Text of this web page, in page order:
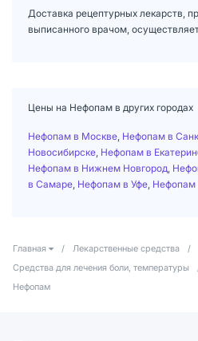
Доставка рецептурных лекарств,
выписанного врачом,
Цены на Нефопам в других городах
Нефопам в Москве Нефопам в
Новосибирске Нефопам в
Нефопам в Нижнем Новгород
в Самаре Нефопам в Уфе Нефопам
Главная / Лекарственные средства
/
Средства для лечения боли, температуры
Нефопам